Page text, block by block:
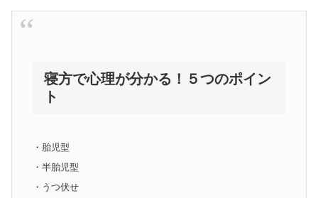
寝方で心理が分かる！５つのポイン
ト
・胎児型
・半胎児型
・うつ伏せ